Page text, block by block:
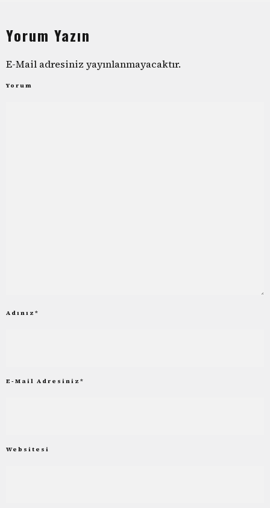
Yorum Yazın
E-Mail adresiniz yayınlanmayacaktır.
Yorum
Adınız *
E-Mail Adresiniz *
Websitesi